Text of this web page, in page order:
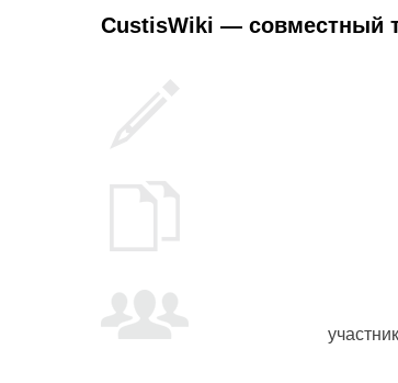
CustisWiki — совместный